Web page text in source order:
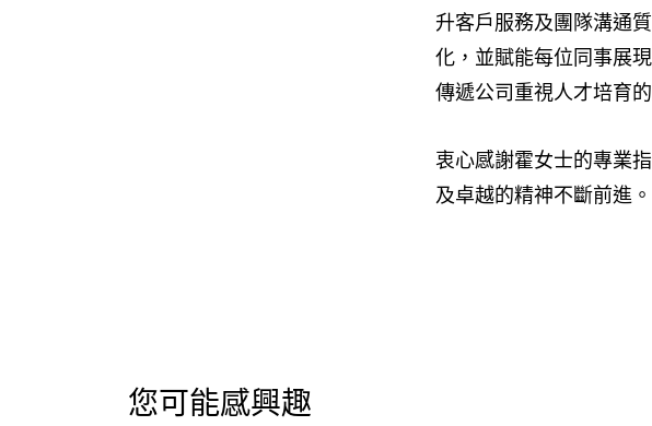
升客戶服務及團隊溝通
化，並賦能每位同事展
傳遞公司重視人才培育的
衷心感謝霍女士的專業
及卓越的精神不斷前進。
您可能感興趣